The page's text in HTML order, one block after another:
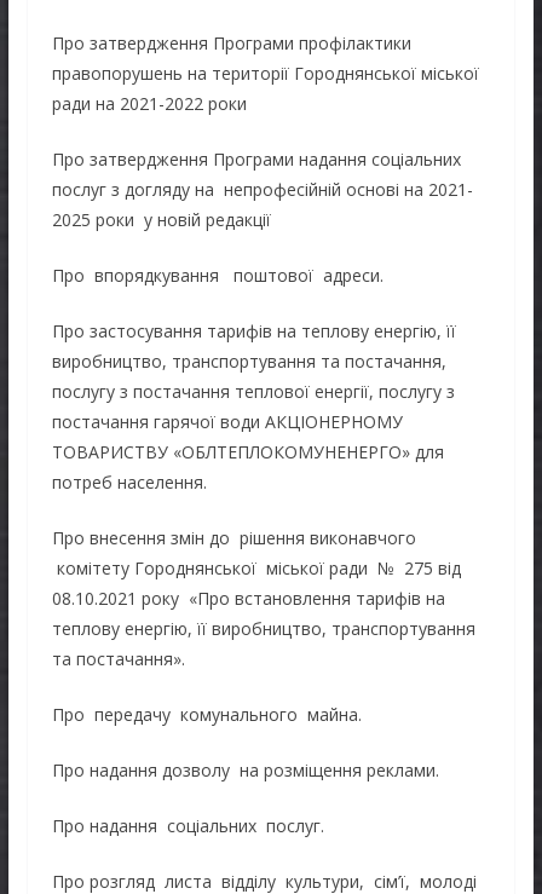
Про затвердження Програми профілактики
правопорушень на території Городнянської міської
ради на 2021-2022 роки
Про затвердження Програми надання соціальних
послуг з догляду на непрофесійній основі на 2021-
2025 роки у новій редакції
Про впорядкування поштової адреси.
Про застосування тарифів на теплову енергію, її
виробництво, транспортування та постачання,
послугу з постачання теплової енергії, послугу з
постачання гарячої води АКЦІОНЕРНОМУ
ТОВАРИСТВУ «ОБЛТЕПЛОКОМУНЕНЕРГО» для
потреб населення.
Про внесення змін до рішення виконавчого
комітету Городнянської міської ради № 275 від
08.10.2021 року «Про встановлення тарифів на
теплову енергію, її виробництво, транспортування
та постачання».
Про передачу комунального майна.
Про надання дозволу на розміщення реклами.
Про надання соціальних послуг.
Про розгляд листа відділу культури, сім’ї, молоді